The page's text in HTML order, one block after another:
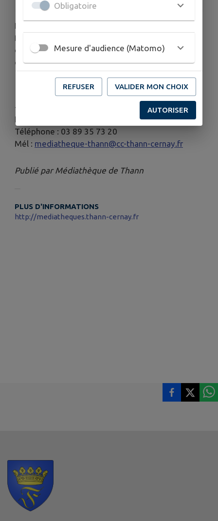
Plongez au cœur des livres sous toutes leurs
formes, explorez les trésors imprimés d’hier et
d’aujourd’hui et entrez dans l’intimité des maisons
d’écrivains au musée numérique de la Micro-Folie.
--
Informations complémentaires:
Téléphone : 03 89 35 73 20
Mél : mediatheque-thann@cc-thann-cernay.fr
Publié par Médiathèque de Thann
PLUS D'INFORMATIONS
http://mediatheques.thann-cernay.fr
Obligatoire
Mesure d'audience (Matomo)
REFUSER VALIDER MON CHOIX
AUTORISER